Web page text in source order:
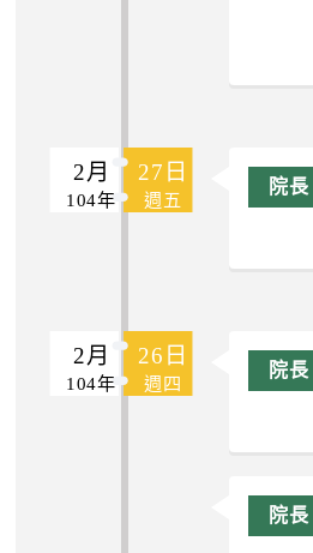
2月 27日
104年 週五
2月 26日
104年 週四